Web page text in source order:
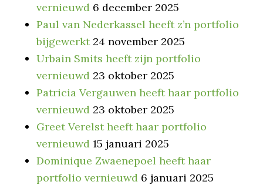
vernieuwd 6 december 2025
Paul van Nederkassel heeft z’n portfolio
bijgewerkt 24 november 2025
Urbain Smits heeft zijn portfolio
vernieuwd 23 oktober 2025
Patricia Vergauwen heeft haar portfolio
vernieuwd 23 oktober 2025
Greet Verelst heeft haar portfolio
vernieuwd 15 januari 2025
Dominique Zwaenepoel heeft haar
portfolio vernieuwd 6 januari 2025